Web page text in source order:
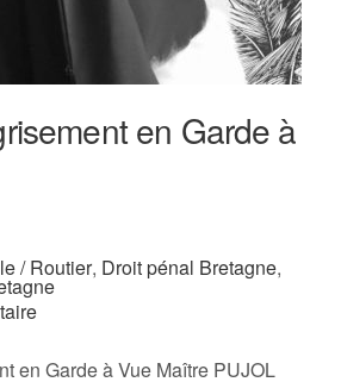
en Garde à
/ Routier, Droit pénal Bretagne,
en Garde à Vue Maître PUJOL